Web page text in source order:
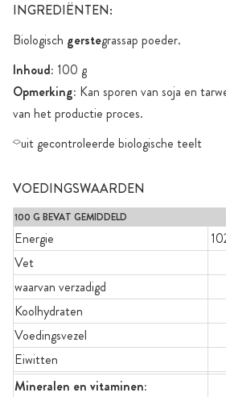
INGREDIËNTEN:
Biologisch gerstegrassap poeder.
Inhoud: 100 g
Opmerking: Kan sporen van soja en
van het productie proces.
⌔uit gecontroleerde biologische teelt
VOEDINGSWAARDEN
100 G BEVAT GEMIDDELD
Energie
Vet
waarvan verzadigd
Koolhydraten
Voedingsvezel
Eiwitten
Mineralen en vitaminen: